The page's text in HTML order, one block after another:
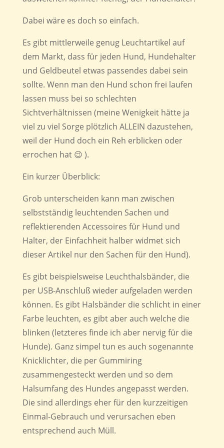
Dabei wäre es doch so einfach.
Es gibt mittlerweile genug Leuchtartikel auf
dem Markt, dass für jeden Hund, Hundehalter
und Geldbeutel etwas passendes dabei sein
sollte. Wenn man den Hund schon frei laufen
lassen muss bei so schlechten
Sichtverhältnissen (meine Wenigkeit hätte ja
viel zu viel Sorge plötzlich ALLEIN dazustehen,
weil der Hund doch ein Reh erblicken oder
errochen hat 😉 ).
Ein kurzer Überblick:
Grob unterscheiden kann man zwischen
selbstständig leuchtenden Sachen und
reflektierenden Accessoires für Hund und
Halter, der Einfachheit halber widmet sich
dieser Artikel nur den Sachen für den Hund).
Es gibt beispielsweise Leuchthalsbänder, die
per USB-Anschluß wieder aufgeladen werden
können. Es gibt Halsbänder die schlicht in einer
Farbe leuchten, es gibt aber auch welche die
blinken (letzteres finde ich aber nervig für die
Hunde). Ganz simpel tun es auch sogenannte
Knicklichter, die per Gummiring
zusammengesteckt werden und so dem
Halsumfang des Hundes angepasst werden.
Die sind allerdings eher für den kurzzeitigen
Einmal-Gebrauch und verursachen eben
entsprechend auch Müll.